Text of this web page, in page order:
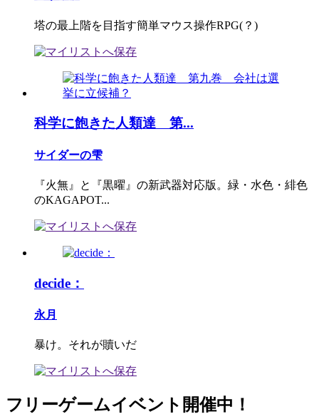
塔の最上階を目指す簡単マウス操作RPG(？)
科学に飽きた人類達 第...
サイダーの雫
『火無』と『黒曜』の新武器対応版。緑・水色・緋色
のKAGAPOT...
decide：
永月
暴け。それが贖いだ
フリーゲームイベント開催中！